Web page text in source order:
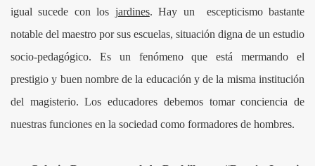
igual sucede con los jardines. Hay un escepticismo bastante
notable del maestro por sus escuelas, situación digna de un estudio
socio-pedagógico. Es un fenómeno que está mermando el
prestigio y buen nombre de la educación y de la misma institución
del magisterio. Los educadores debemos tomar conciencia de
nuestras funciones en la sociedad como formadores de hombres.
TOTA